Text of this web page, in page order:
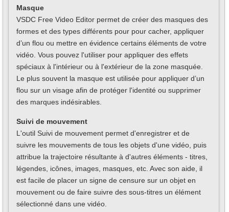
Masque
VSDC Free Video Editor permet de créer des masques des
formes et des types différents pour pour cacher, appliquer
d’un flou ou mettre en évidence certains éléments de votre
vidéo. Vous pouvez l'utiliser pour appliquer des effets
spéciaux à l'intérieur ou à l'extérieur de la zone masquée.
Le plus souvent la masque est utilisée pour appliquer d’un
flou sur un visage afin de protéger l'identité ou supprimer
des marques indésirables.
Suivi de mouvement
L'outil Suivi de mouvement permet d'enregistrer et de
suivre les mouvements de tous les objets d'une vidéo, puis
attribue la trajectoire résultante à d'autres éléments - titres,
légendes, icônes, images, masques, etc. Avec son aide, il
est facile de placer un signe de censure sur un objet en
mouvement ou de faire suivre des sous-titres un élément
sélectionné dans une vidéo.